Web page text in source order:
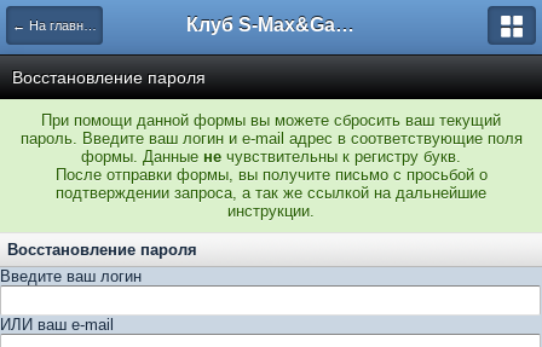
← На главную Клуб S-Max&Galaxy
Восстановление пароля
При помощи данной формы вы можете сбросить ваш текущий
пароль. Введите ваш логин и e-mail адрес в соответствующие поля
формы. Данные не чувствительны к регистру букв.
После отправки формы, вы получите письмо с просьбой о
подтверждении запроса, а так же ссылкой на дальнейшие
инструкции.
Восстановление пароля
Введите ваш логин
ИЛИ ваш e-mail